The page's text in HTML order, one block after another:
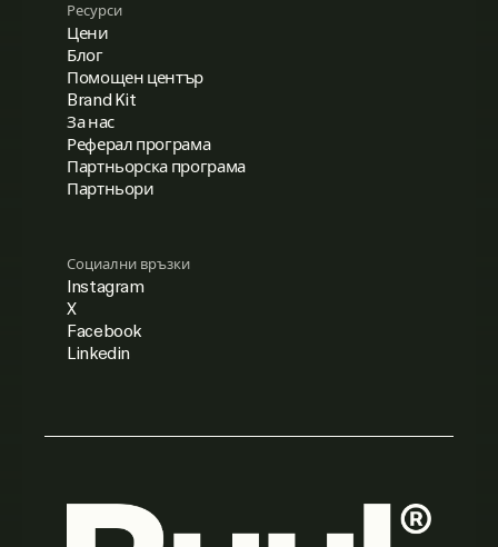
Ресурси
Цени
Блог
Помощен център
Brand Kit
За нас
Реферал програма
Партньорска програма
Партньори
Социални връзки
Instagram
X
Facebook
Linkedin